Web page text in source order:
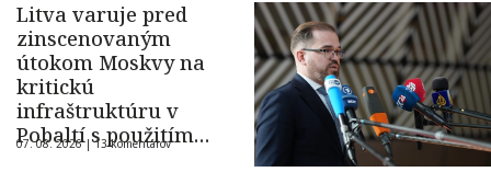
Litva varuje pred
zinscenovaným
útokom Moskvy na
kritickú
infraštruktúru v
Pobaltí s použitím
ukrajinského dronu
07. 08. 2026 |13 komentárov